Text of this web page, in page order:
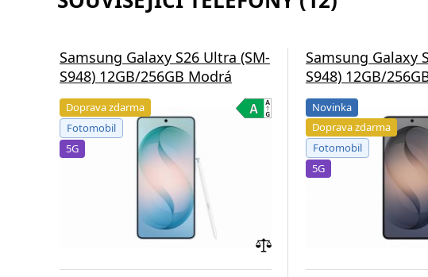
Samsung Galaxy S26 Ultra (SM-
S948) 12GB/256GB Modrá
Doprava zdarma
Fotomobil
5G
Samsung Galaxy
S948) 12GB/
Novinka
Doprava zdarma
Fotomobil
5G